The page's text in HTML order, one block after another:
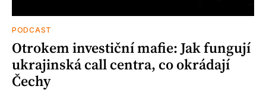
PODCAST
Otrokem investiční mafie: Jak fungují
ukrajinská call centra, co okrádají
Čechy